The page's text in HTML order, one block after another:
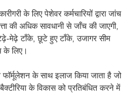
के लिए पेशेवर कर्मचारियों द्वारा जांच
की अधिक सावधानी से जाँच की जाएगी,
मेढ़े टाँके, छूटे हुए टाँके, उजागर सीम
के लिए।
के साथ इलाज किया जाता है जो
के विकास को प्रतिबंधित करने में